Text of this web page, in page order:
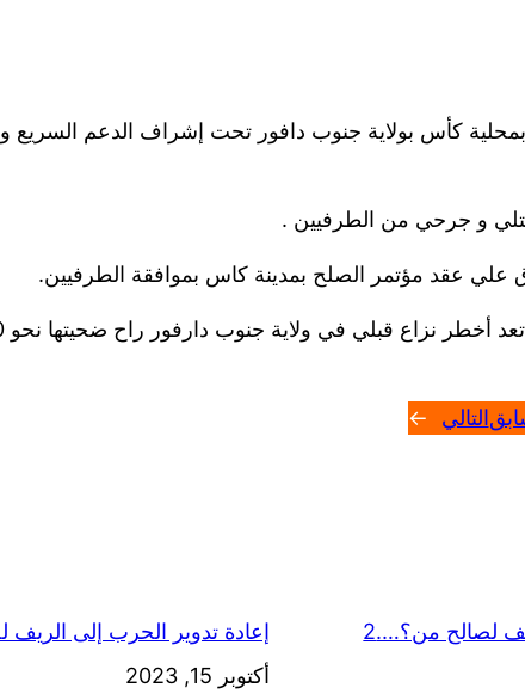
بمحلية كأس بولاية جنوب دافور تحت إشراف الدعم
علي عقد مؤتمر الصلح بمدينة كاس بموافقة الطرفيين.
التالي →
لصالح من؟….2
إعادة تدوير الحرب إلى
التاريخ
أكتوبر 15, 2023